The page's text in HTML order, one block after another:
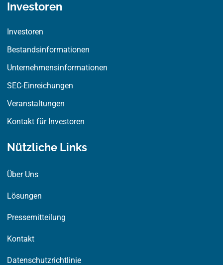
b
k
i
e
Investoren
Investoren
Bestandsinformationen
Unternehmensinformationen
SEC-Einreichungen
Veranstaltungen
Kontakt für Investoren
Nützliche Links
Über Uns
Lösungen
Pressemitteilung
Kontakt
Datenschutzrichtlinie